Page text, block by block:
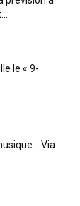
le « 9-
Via